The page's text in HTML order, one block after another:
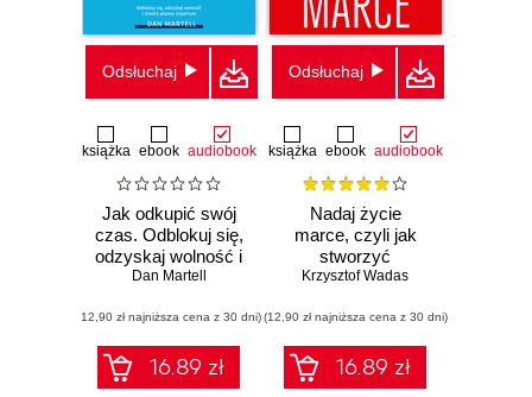
Odsłuchaj
książka ebook audiobook
Jak odkupić swój
czas. Odblokuj się,
odzyskaj wolność i
stwórz własne
Dan Martell
(12,90 zł najniższa cena z 30 dni)
16.89 zł
Odsłuchaj
książka ebook audiobook
Nadaj życie
marce, czyli jak
stworzyć
skuteczną
Krzysztof Wadas
(12,90 zł najniższa cena z 30 dni)
16.89 zł